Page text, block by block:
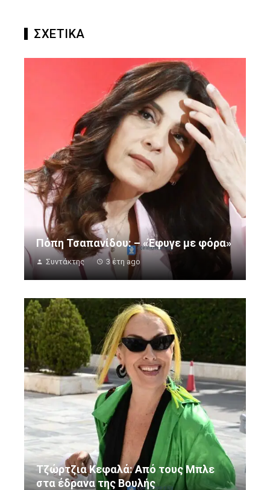
ΣΧΕΤΙΚΑ
Πόπη Τσαπανίδου: – «Έφυγε με φόρα»
Συντάκτης 3 έτη ago
Τζώρτζια Κεφαλά: Από τους Μπλε
στα έδρανα της Βουλής